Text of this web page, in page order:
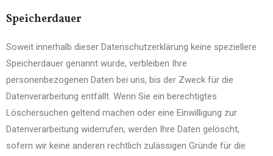
Speicherdauer
Soweit innerhalb dieser Datenschutzerklärung keine speziellere
Speicherdauer genannt wurde, verbleiben Ihre
personenbezogenen Daten bei uns, bis der Zweck für die
Datenverarbeitung entfällt. Wenn Sie ein berechtigtes
Löschersuchen geltend machen oder eine Einwilligung zur
Datenverarbeitung widerrufen, werden Ihre Daten gelöscht,
sofern wir keine anderen rechtlich zulässigen Gründe für die